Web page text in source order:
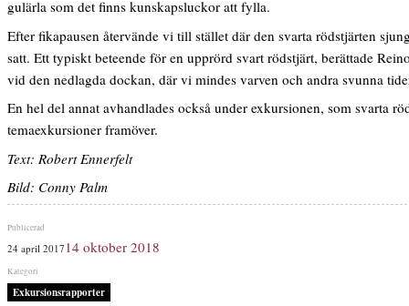
gulärla som det finns kunskapsluckor att fylla.
Efter fikapausen återvände vi till stället där den svarta rödstjärten
satt. Ett typiskt beteende för en upprörd svart rödstjärt, berättade
vid den nedlagda dockan, där vi mindes varven och andra svunna
En hel del annat avhandlades också under exkursionen, som svarta
temaexkursioner framöver.
Text: Robert Ennerfelt
Bild: Conny Palm
Publicerat
den
24 april 2017 14 oktober 2018
Kategorier
Exkursionsrapporter